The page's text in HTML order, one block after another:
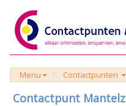
Menu Contactpunten
Contactpunt